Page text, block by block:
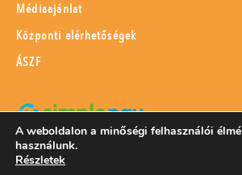
Médiaajánlat
Központi elérhetőségek
ÁSZF
SimplePay adattovábbítási nyilatkozat
A weboldalon a minőségi felhasználói
használunk.
Részletek